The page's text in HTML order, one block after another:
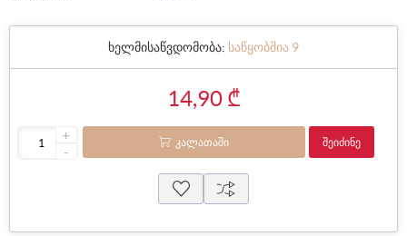
ხელმისაწვდომობა: საწყობშია 9
14,90 ₾
+
-
ᲙᲐᲚᲐᲗᲐᲨᲘ ᲨᲔᲘᲫᲘᲜᲔ